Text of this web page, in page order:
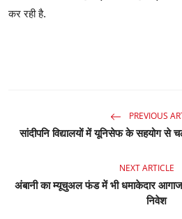
कर रही है.
PREVIOUS
सांदीपनि विद्यालयों में यूनिसेफ के सहयोग से
NEXT ARTICLE
अंबानी का म्यूचुअल फंड में भी धमाकेदार
निवेश